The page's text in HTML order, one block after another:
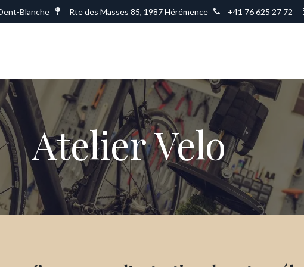
Blanche Rte des Masses 85, 1987 Hérémence +41 76 625 27 72
Atelier Velo